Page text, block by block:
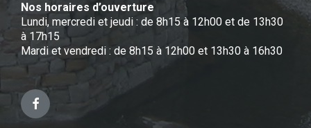
Nos horaires d’ouverture
Lundi, mercredi et jeudi : de 8h15 à 12h00 et de 13h30
à 17h15
Mardi et vendredi : de 8h15 à 12h00 et 13h30 à 16h30
Facebook